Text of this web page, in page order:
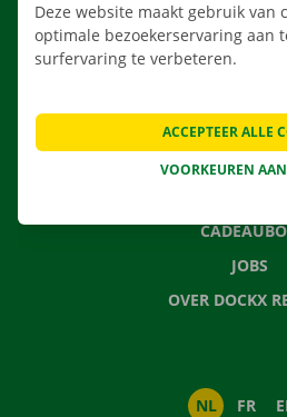
CONTACTEER
VEELGESTELDE
JOBS
OVER DOCKX
NL FR
Deze website maakt gebruik van
optimale bezoekerservaring aan
surfervaring te verbeteren.
VOORKEUREN
ACCEPTEER ALLE